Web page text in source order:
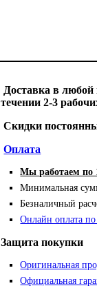
Доставка в
течении 2-3
Cкидки
Оплата
Мы работаем по
Минимальная
Безналичный
Онлайн оплата
Защита покупки
Оригинальная
Официальная